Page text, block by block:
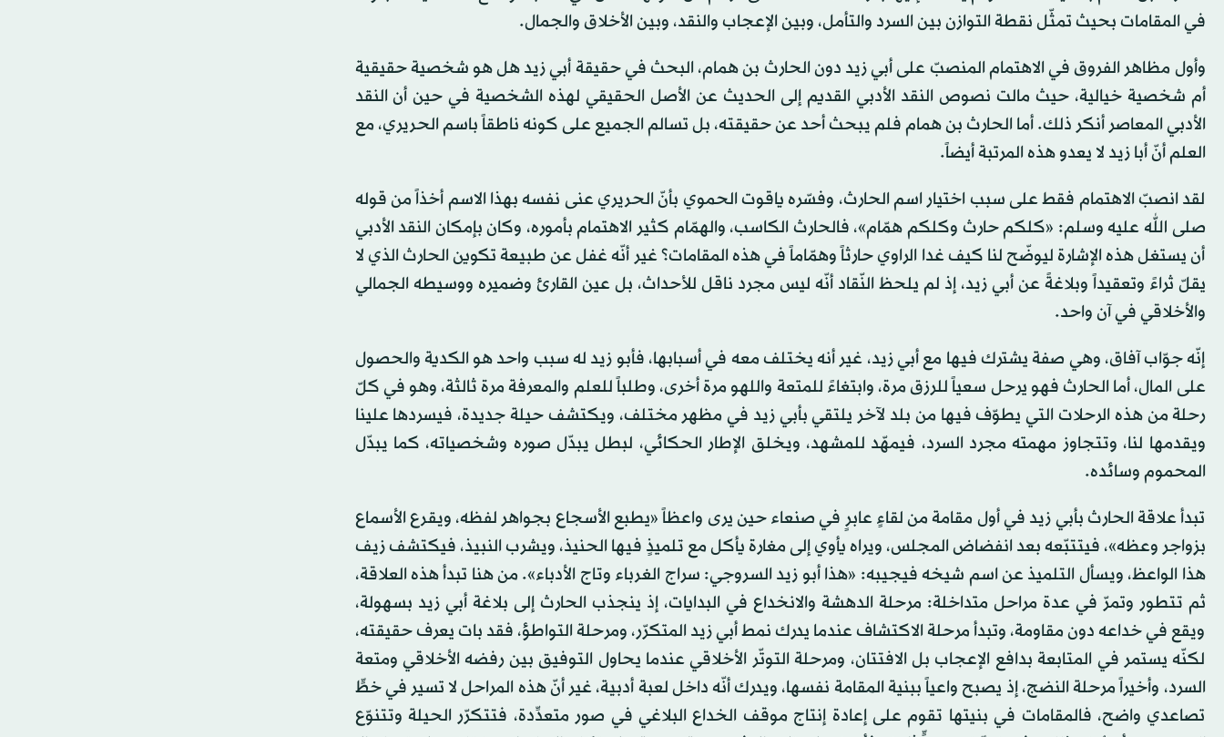
في المقامات بحيث تمثّل نقطة التوازن بين السرد والتأمل، وبين الإعجاب والنقد، وبين الأخلاق والجمال.
وأول مظاهر الفروق في الاهتمام المنصبّ على أبي زيد دون الحارث بن همام، البحث في حقيقة أبي زيد هل هو شخصية حقيقية
أم شخصية خيالية، حيث مالت نصوص النقد الأدبي القديم إلى الحديث عن الأصل الحقيقي لهذه الشخصية في حين أن النقد
الأدبي المعاصر أنكر ذلك. أما الحارث بن همام فلم يبحث أحد عن حقيقته، بل تسالم الجميع على كونه ناطقاً باسم الحريري، مع
العلم أنّ أبا زيد لا يعدو هذه المرتبة أيضاً.
لقد انصبّ الاهتمام فقط على سبب اختيار اسم الحارث، وفسّره ياقوت الحموي بأنّ الحريري عنى نفسه بهذا الاسم أخذاً من قوله
صلى الله عليه وسلم: «كلكم حارث وكلكم همّام»، فالحارث الكاسب، والهمّام كثير الاهتمام بأموره، وكان بإمكان النقد الأدبي
أن يستغل هذه الإشارة ليوضّح لنا كيف غدا الراوي حارثاً وهمّاماً في هذه المقامات؟ غير أنّه غفل عن طبيعة تكوين الحارث الذي لا
يقلّ ثراءً وتعقيداً وبلاغةً عن أبي زيد، إذ لم يلحظ النّقاد أنّه ليس مجرد ناقل للأحداث، بل عين القارئ وضميره ووسيطه الجمالي
والأخلاقي في آن واحد.
إنّه جوّاب آفاق، وهي صفة يشترك فيها مع أبي زيد، غير أنه يختلف معه في أسبابها، فأبو زيد له سبب واحد هو الكدية والحصول
على المال، أما الحارث فهو يرحل سعياً للرزق مرة، وابتغاءً للمتعة واللهو مرة أخرى، وطلباً للعلم والمعرفة مرة ثالثة، وهو في كلّ
رحلة من هذه الرحلات التي يطوّف فيها من بلد لآخر يلتقي بأبي زيد في مظهر مختلف، ويكتشف حيلة جديدة، فيسردها علينا
ويقدمها لنا، وتتجاوز مهمته مجرد السرد، فيمهّد للمشهد، ويخلق الإطار الحكائي، لبطل يبدّل صوره وشخصياته، كما يبدّل
المحموم وسائده.
تبدأ علاقة الحارث بأبي زيد في أول مقامة من لقاءٍ عابرٍ في صنعاء حين يرى واعظاً «يطبع الأسجاع بجواهر لفظه، ويقرع الأسماع
بزواجر وعظه»، فيتتبّعه بعد انفضاض المجلس، ويراه يأوي إلى مغارة يأكل مع تلميذٍ فيها الحنيذ، ويشرب النبيذ، فيكتشف زيف
هذا الواعظ، ويسأل التلميذ عن اسم شيخه فيجيبه: «هذا أبو زيد السروجي: سراج الغرباء وتاج الأدباء». من هنا تبدأ هذه العلاقة،
ثم تتطور وتمرّ في عدة مراحل متداخلة: مرحلة الدهشة والانخداع في البدايات، إذ ينجذب الحارث إلى بلاغة أبي زيد بسهولة،
ويقع في خداعه دون مقاومة، وتبدأ مرحلة الاكتشاف عندما يدرك نمط أبي زيد المتكرّر، ومرحلة التواطؤ، فقد بات يعرف حقيقته،
لكنّه يستمر في المتابعة بدافع الإعجاب بل الافتتان، ومرحلة التوتّر الأخلاقي عندما يحاول التوفيق بين رفضه الأخلاقي ومتعة
السرد، وأخيراً مرحلة النضج، إذ يصبح واعياً ببنية المقامة نفسها، ويدرك أنّه داخل لعبة أدبية، غير أنّ هذه المراحل لا تسير في خطٍّ
تصاعدي واضح، فالمقامات في بنيتها تقوم على إعادة إنتاج موقف الخداع البلاغي في صور متعدِّدة، فتتكرّر الحيلة وتتنوّع